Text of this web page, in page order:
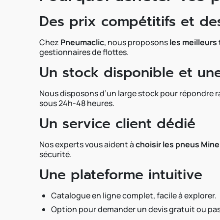
Des prix compétitifs et
Chez Pneumaclic, nous proposonsles meilleurs
gestionnaires de flottes.
Un stock disponible et
Nous disposons d’un large stock pour répondre
sous 24h-48 heures.
Un service client dédié
Nos experts vous aident àchoisir les pneus
sécurité.
Une plateforme intuitive
Catalogue en ligne complet, facile à explorer.
Option pour demander un devis gratuit ou